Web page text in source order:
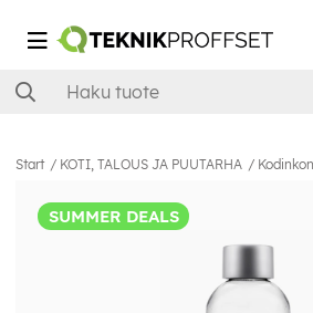
Start KOTI, TALOUS JA PUUTARHA
SUMMER DEALS